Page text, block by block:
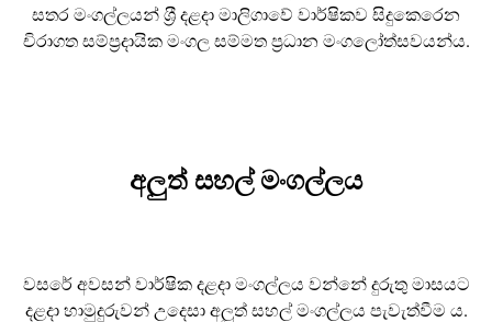
සතර මංගල්ලයන් ශ‍්‍රී දළදා මාලිගාවේ වාර්ෂිකව සිදුකෙරෙන
චිරාගත සම්ප‍්‍රදායික මංගල සම්මත ප‍්‍රධාන මංගලෝත්සවයන්ය.
අලුත් සහල් මංගල්ලය
වසරේ අවසන් වාර්ෂික දළදා මංගල්ලය වන්නේ දුරුතු මාසයට
දළදා හාමුදුරුවන් උදෙසා අලුත් සහල් මංගල්ලය පැවැත්වීම ය.